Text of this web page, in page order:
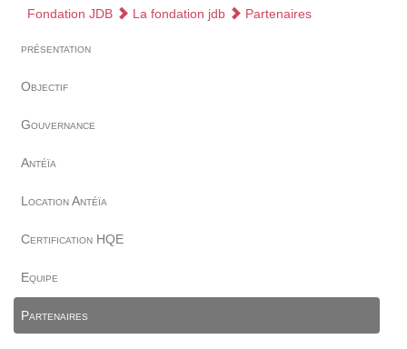
Fondation JDB La fondation jdb Partenaires
présentation
Objectif
Gouvernance
Antéïa
Location Antéïa
Certification HQE
Equipe
Partenaires